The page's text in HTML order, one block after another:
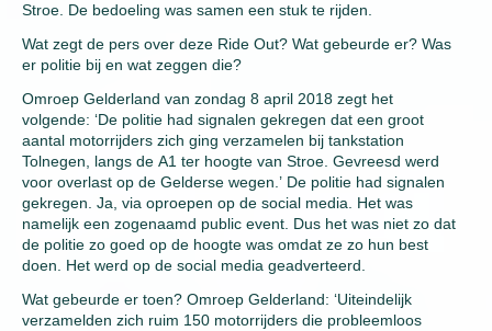
Stroe. De bedoeling was samen een stuk te rijden.
Wat zegt de pers over deze Ride Out? Wat gebeurde er? Was
er politie bij en wat zeggen die?
Omroep Gelderland van zondag 8 april 2018 zegt het
volgende: ‘De politie had signalen gekregen dat een groot
aantal motorrijders zich ging verzamelen bij tankstation
Tolnegen, langs de A1 ter hoogte van Stroe. Gevreesd werd
voor overlast op de Gelderse wegen.’ De politie had signalen
gekregen. Ja, via oproepen op de social media. Het was
namelijk een zogenaamd public event. Dus het was niet zo dat
de politie zo goed op de hoogte was omdat ze zo hun best
doen. Het werd op de social media geadverteerd.
Wat gebeurde er toen? Omroep Gelderland: ‘Uiteindelijk
verzamelden zich ruim 150 motorrijders die probleemloos